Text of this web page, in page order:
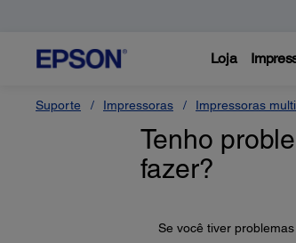
Loja
Suporte Impressoras Impressoras
Tenho
fazer?
Se você tiver